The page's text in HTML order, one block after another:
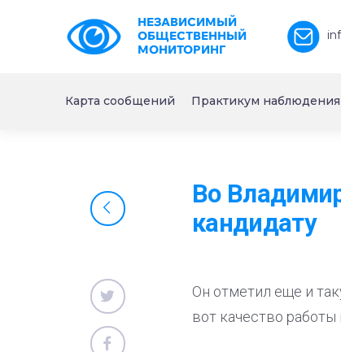
НЕЗАВИСИМЫЙ
ОБЩЕСТВЕННЫЙ
МОНИТОРИНГ
Карта сообщений Практикум наблюдения
Во
кандидату
Он отметил еще и
вот качество